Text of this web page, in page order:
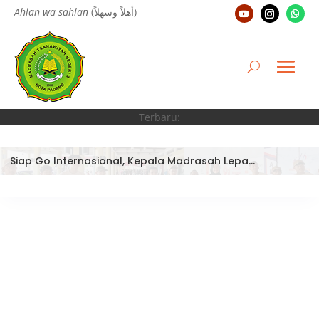
Ahlan wa sahlan (أهلاً وسهلاً)
Terbaru:
Siap Go Internasional, Kepala Madrasah Lepas Tim Robotik MTsN 3 Kota Padang Ikuti World Robotic Center Competition 2026 di Malaysia